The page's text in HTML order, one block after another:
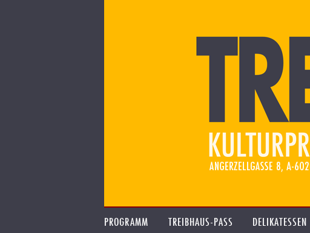
PROGRAMM TREIBHAUS-PASS DELIKATESSEN